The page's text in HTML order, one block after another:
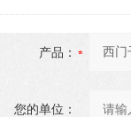
产品：
您的单位：